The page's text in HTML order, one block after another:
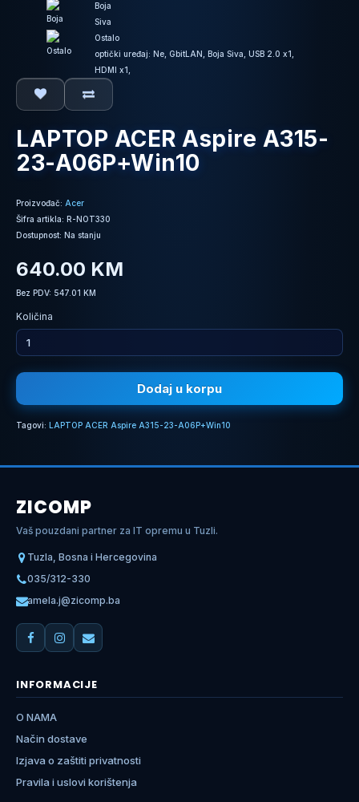
Boja
Siva
Ostalo
optički uređaj: Ne, GbitLAN, Boja Siva, USB 2.0 x1,
HDMI x1,
LAPTOP ACER Aspire A315-
23-A06P+Win10
Proizvođač: Acer
Šifra artikla: R-NOT330
Dostupnost: Na stanju
640.00 KM
Bez PDV: 547.01 KM
Količina
Dodaj u korpu
Tagovi: LAPTOP ACER Aspire A315-23-A06P+Win10
ZICOMP
Vaš pouzdani partner za IT opremu u Tuzli.
Tuzla, Bosna i Hercegovina
035/312-330
amela.j@zicomp.ba
INFORMACIJE
O NAMA
Način dostave
Izjava o zaštiti privatnosti
Pravila i uslovi korištenja